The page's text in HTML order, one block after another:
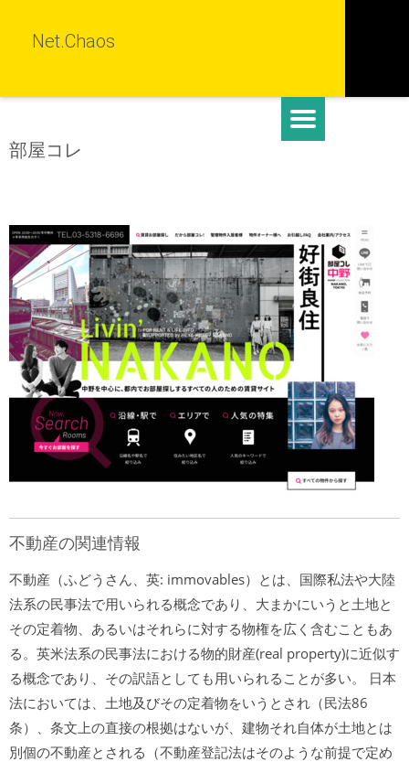
Net.Chaos
部屋コレ
不動産の関連情報
不動産（ふどうさん、英: immovables）とは、国際私法や大陸
法系の民事法で用いられる概念であり、大まかにいうと土地と
その定着物、あるいはそれらに対する物権を広く含むこともあ
る。英米法系の民事法における物的財産(real property)に近似す
る概念であり、その訳語としても用いられることが多い。 日本
法においては、土地及びその定着物をいうとされ（民法86
条）、条文上の直接の根拠はないが、建物それ自体が土地とは
別個の不動産とされる（不動産登記法はそのような前提で定め